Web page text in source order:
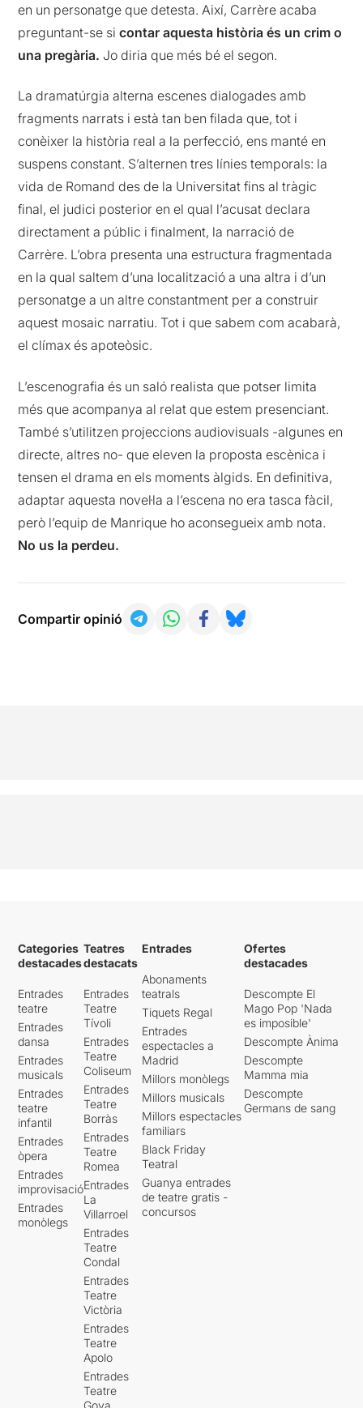
en un personatge que detesta. Així, Carrère acaba
preguntant-se sicontar aquesta història és un crim o
una pregària. Jo diria que més bé el segon.
La dramatúrgia alterna escenes dialogades amb
fragments narrats i està tan ben filada que, tot i
conèixer la història real a la perfecció, ens manté en
suspens constant. S’alternen tres línies temporals: la
vida de Romand des de la Universitat fins al tràgic
final, el judici posterior en el qual l’acusat declara
directament a públic i finalment, la narració de
Carrère. L’obra presenta una estructura fragmentada
en la qual saltem d’una localització a una altra i d’un
personatge a un altre constantment per a construir
aquest mosaic narratiu. Tot i que sabem com acabarà,
el clímax és apoteòsic.
L’escenografia és un saló realista que potser limita
més que acompanya al relat que estem presenciant.
També s’utilitzen projeccions audiovisuals -algunes en
directe, altres no- que eleven la proposta escènica i
tensen el drama en els moments àlgids. En definitiva,
adaptar aquesta novel·la a l’escena no era tasca fàcil,
però l’equip de Manrique ho aconsegueix amb nota.
No us la perdeu.
Compartir opinió
Categories
destacades
Entrades
teatre
Entrades
dansa
Entrades
musicals
Entrades
teatre
infantil
Entrades
òpera
Entrades
improvisació
Entrades
monòlegs
Teatres
destacats
Entrades
Teatre
Tívoli
Entrades
Teatre
Coliseum
Entrades
Teatre
Borràs
Entrades
Teatre
Romea
Entrades
La
Villarroel
Entrades
Teatre
Condal
Entrades
Teatre
Victòria
Entrades
Teatre
Apolo
Entrades
Teatre
Goya
Entrades
Abonaments
teatrals
Tiquets Regal
Entrades
espectacles a
Madrid
Millors monòlegs
Millors musicals
Millors espectacles
familiars
Black Friday
Teatral
Guanya entrades
de teatre gratis -
concursos
Ofertes
destacades
Descompte El
Mago Pop 'Nada
es imposible'
Descompte Ànima
Descompte
Mamma mia
Descompte
Germans de sang